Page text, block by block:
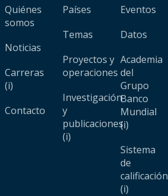
Quiénes
somos
Noticias
Carreras
(i)
Contacto
Países
Temas
Proyectos y
operaciones
Investigación
y
publicaciones
(i)
Eventos
Datos
Academia
del
Grupo
Banco
Mundial
(i)
Sistema
de
calificación
(i)